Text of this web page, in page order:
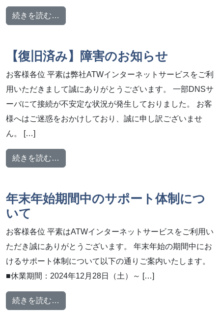
続きを読む…
【復旧済み】障害のお知らせ
お客様各位 平素は弊社ATWインターネットサービスをご利
用いただきまして誠にありがとうございます。 一部DNSサ
ーバにて接続が不安定な状況が発生しておりました。 お客
様へはご迷惑をおかけしており、誠に申し訳ございませ
ん。 […]
続きを読む…
年末年始期間中のサポート体制につ
いて
お客様各位 平素はATWインターネットサービスをご利用い
ただき誠にありがとうございます。 年末年始の期間中にお
けるサポート体制について以下の通りご案内いたします。
■休業期間：2024年12月28日（土）～ […]
続きを読む…